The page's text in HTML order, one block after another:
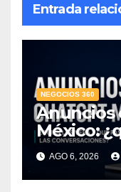
Entrada
NEGOCIOS 360
Anuncios
México:
pasará
AGO 6, 2026